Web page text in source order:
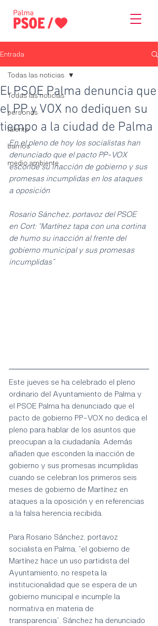
Entrada
Todas las noticias
personas
talento
barrios
medio ambiente
Todas las noticias
El PSOE Palma denuncia que
el PP y VOX no dediquen su
tiempo a la ciudad de Palma
En el pleno de hoy los socialistas han
denunciado que el pacto PP-VOX
esconde su inacción de gobierno y sus
promesas incumplidas en los ataques
a oposición
Rosario Sánchez, portavoz del PSOE
en Cort: “Martínez tapa con una cortina
de humo su inacción al frente del
gobierno municipal y sus promesas
incumplidas”
Este jueves se ha celebrado el pleno
ordinario del Ayuntamiento de Palma y
el PSOE Palma ha denunciado que el
pacto de gobierno PP-VOX no dedica el
pleno para hablar de los asuntos que
preocupan a la ciudadanía. Además
añaden que esconden la inacción de
gobierno y sus promesas incumplidas
cuando se celebran los primeros seis
meses de gobierno de Martínez en
ataques a la oposición y en referencias
a la falsa herencia recibida.
Para Rosario Sánchez, portavoz
socialista en Palma, “el gobierno de
Martínez hace un uso partidista del
Ayuntamiento, no respeta la
institucionalidad que se espera de un
gobierno municipal e incumple la
normativa en materia de
transparencia”. Sánchez ha denunciado